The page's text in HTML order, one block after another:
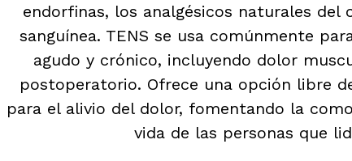
endorfinas, los analgésicos naturales del
sanguínea. TENS se usa comúnmente
agudo y crónico, incluyendo dolor
postoperatorio. Ofrece una opción libre
para el alivio del dolor, fomentando la
vida de las personas que